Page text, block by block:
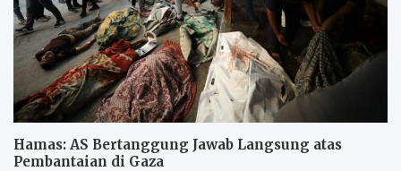
Hamas: AS Bertanggung Jawab Langsung atas
Pembantaian di Gaza